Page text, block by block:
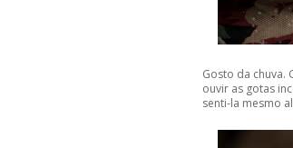
Gosto da chuva.
ouvir as gotas
senti-la mesmo